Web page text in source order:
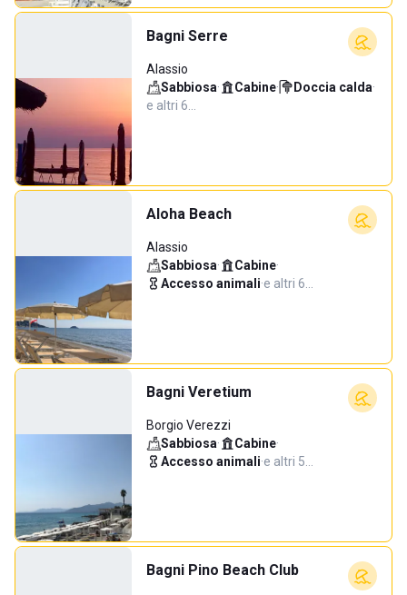
Bagni Serre
Alassio
Sabbiosa· Cabine· Doccia calda·
e altri 6…
Aloha Beach
Alassio
Sabbiosa· Cabine·
Accesso animali·e altri 6…
Bagni Veretium
Borgio Verezzi
Sabbiosa· Cabine·
Accesso animali·e altri 5…
Bagni Pino Beach Club